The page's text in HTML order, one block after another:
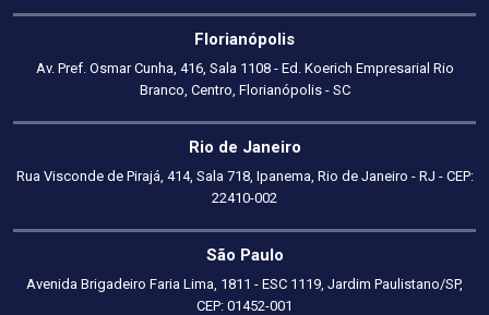
Florianópolis
Av. Pref. Osmar Cunha, 416, Sala 1108 - Ed. Koerich Empresarial Rio
Branco, Centro, Florianópolis - SC
Rio de Janeiro
Rua Visconde de Pirajá, 414, Sala 718, Ipanema, Rio de Janeiro - RJ - CEP:
22410-002
São Paulo
Avenida Brigadeiro Faria Lima, 1811 - ESC 1119, Jardim Paulistano/SP,
CEP: 01452-001